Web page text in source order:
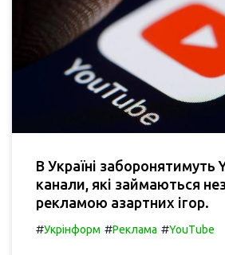
В Україні заборонятимуть
канали, які займаються
рекламою азартних ігор.
#Укрінформ #Реклама #YouTube